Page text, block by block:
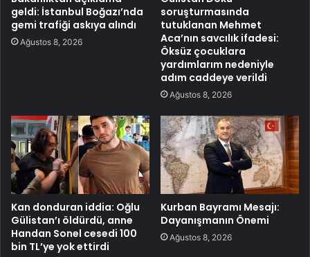
geldi: İstanbul Boğazı’nda
gemi trafiği askıya alındı
Ağustos 8, 2026
soruşturmasında
tutuklanan Mehmet
Aca’nın savcılık ifadesi:
Öksüz çocuklara
yardımlarım nedeniyle
adım caddeye verildi
Ağustos 8, 2026
Kan donduran iddia: Oğlu
Gülistan’ı öldürdü, anne
Handan Sonel cesedi 100
bin TL’ye yok ettirdi
Kurban Bayramı Mesajı:
Dayanışmanın Önemi
Ağustos 8, 2026